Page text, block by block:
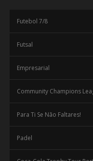
Futebol 7/8
Futsal
Empresarial
Community Champions
Para Ti Se Não Faltares!
Padel